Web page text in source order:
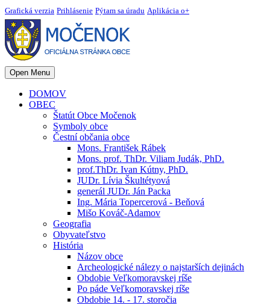
Grafická verzia Prihlásenie Pýtam sa úradu Aplikácia o+
Open Menu
DOMOV
OBEC
Štatút Obce Močenok
Symboly obce
Čestní občania obce
Mons. František Rábek
Mons. prof. ThDr. Viliam Judák, PhD.
prof.ThDr. Ivan Kútny, PhD.
JUDr. Lívia Škultétyová
generál JUDr. Ján Packa
Ing. Mária Topercerová - Beňová
Mišo Kováč-Adamov
Geografia
Obyvateľstvo
História
Názov obce
Archeologické nálezy o najstarších dejinách
Obdobie Veľkomoravskej ríše
Po páde Veľkomoravskej ríše
Obdobie 14. - 17. storočia